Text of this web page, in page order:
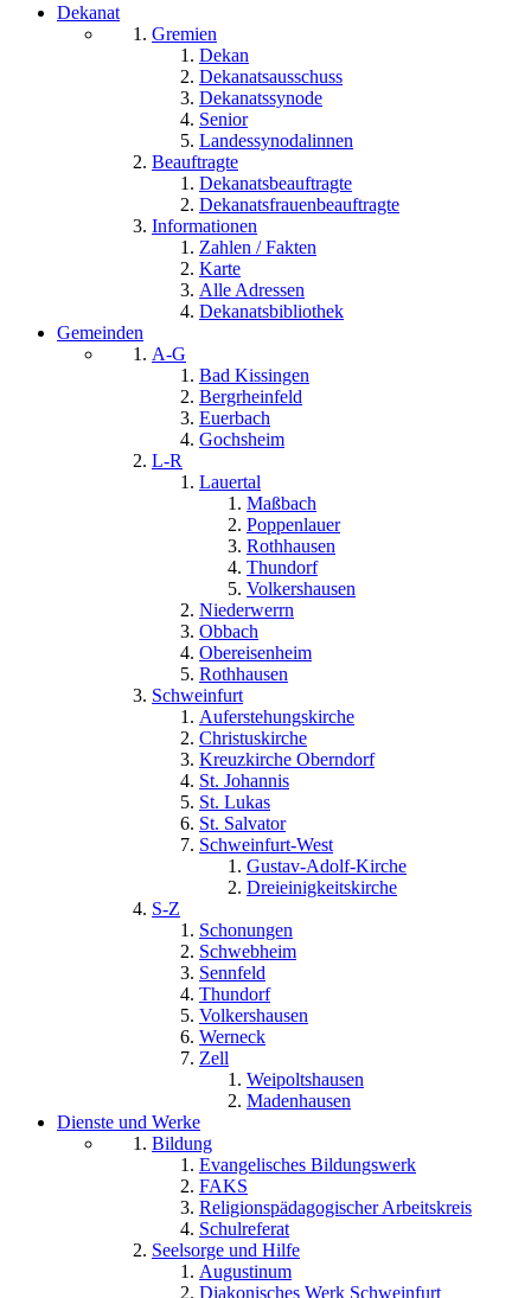
Dekanat
Gremien
Dekan
Dekanatsausschuss
Dekanatssynode
Senior
Landessynodalinnen
Beauftragte
Dekanatsbeauftragte
Dekanatsfrauenbeauftragte
Informationen
Zahlen / Fakten
Karte
Alle Adressen
Dekanatsbibliothek
Gemeinden
A-G
Bad Kissingen
Bergrheinfeld
Euerbach
Gochsheim
L-R
Lauertal
Maßbach
Poppenlauer
Rothhausen
Thundorf
Volkershausen
Niederwerrn
Obbach
Obereisenheim
Rothhausen
Schweinfurt
Auferstehungskirche
Christuskirche
Kreuzkirche Oberndorf
St. Johannis
St. Lukas
St. Salvator
Schweinfurt-West
Gustav-Adolf-Kirche
Dreieinigkeitskirche
S-Z
Schonungen
Schwebheim
Sennfeld
Thundorf
Volkershausen
Werneck
Zell
Weipoltshausen
Madenhausen
Dienste und Werke
Bildung
Evangelisches Bildungswerk
FAKS
Religionspädagogischer Arbeitskreis
Schulreferat
Seelsorge und Hilfe
Augustinum
Diakonisches Werk Schweinfurt